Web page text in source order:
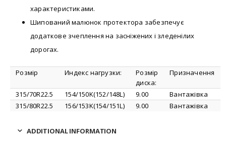
характеристиками.
Шипований малюнок протектора забезпечує
додаткове зчеплення на засніжених і зледенілих
дорогах.
Розмір Индекс нагрузки:
Розмір
диска:
Призначення
315/70R22.5 154/150K(152/148L) 9.00
Вантажівка
315/80R22.5
156/153K(154/151L) 9.00 Вантажівка
ADDITIONAL INFORMATION